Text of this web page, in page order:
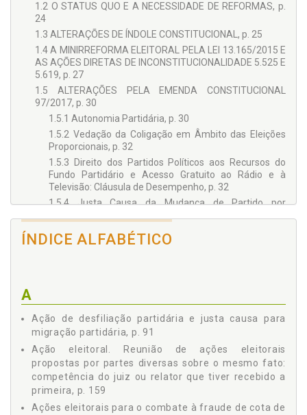
1.2 O STATUS QUO E A NECESSIDADE DE REFORMAS, p.
24
1.3 ALTERAÇÕES DE ÍNDOLE CONSTITUCIONAL, p. 25
1.4 A MINIRREFORMA ELEITORAL PELA LEI 13.165/2015 E
AS AÇÕES DIRETAS DE INCONSTITUCIONALIDADE 5.525 E
5.619, p. 27
1.5 ALTERAÇÕES PELA EMENDA CONSTITUCIONAL
97/2017, p. 30
1.5.1 Autonomia Partidária, p. 30
1.5.2 Vedação da Coligação em Âmbito das Eleições
Proporcionais, p. 32
1.5.3 Direito dos Partidos Políticos aos Recursos do
Fundo Partidário e Acesso Gratuito ao Rádio e à
Televisão: Cláusula de Desempenho, p. 32
1.5.4 Justa Causa da Mudança de Partido por
1.6 ALTERAÇÕES DE ÍNDOLE INFRACONSTITUCIONAL:
Conversão da Fundação ou Instituto de Direito Privado
Criado por Partido (Alteração na Lei 9.096/1995), p. 43
1.6.3 Lapso Temporal Necessário ao Registro do
Estatuto Partidário no TSE: Diminuição do Prazo
(Alteração na Lei 9.504/1997), p. 44
1.6.4 Diminuição do Prazo para o Domicílio Eleitoral e
Deferimento da Filiação Partidária, p. 44
1.6.5 Do Parcelamento das Multas, p. 46
ÍNDICE ALFABÉTICO
A
Ação de desfiliação partidária e justa causa para
migração partidária, p. 91
Ação eleitoral. Reunião de ações eleitorais
propostas por partes diversas sobre o mesmo fato:
competência do juiz ou relator que tiver recebido a
primeira, p. 159
Ações eleitorais para o combate à fraude de cota de